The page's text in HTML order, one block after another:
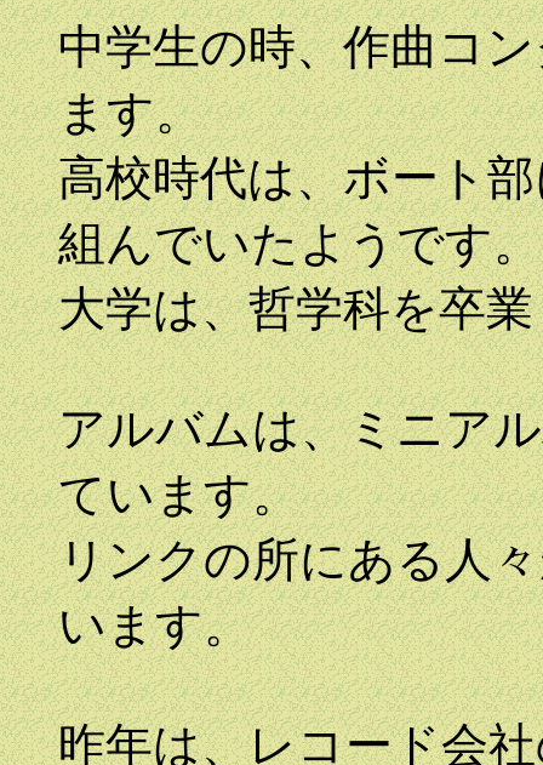
中学生の時、作曲コ
ます。
高校時代は、ボート
組んでいたようです。
大学は、哲学科を卒
アルバムは、ミニア
ています。
リンクの所にある人
います。
昨年は、レコード会